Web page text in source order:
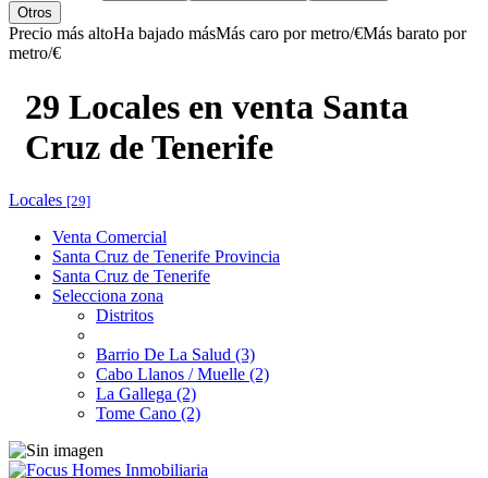
Otros
Precio más altoHa bajado másMás caro por metro/€Más barato por
metro/€
29 Locales en venta Santa
Cruz de Tenerife
Locales [29]
Venta Comercial
Santa Cruz de Tenerife Provincia
Santa Cruz de Tenerife
Selecciona zona
Distritos
Barrio De La Salud (3)
Cabo Llanos / Muelle (2)
La Gallega (2)
Tome Cano (2)